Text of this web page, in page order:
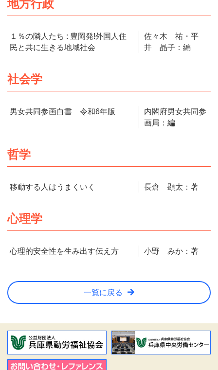
地方行政
１％の隣人たち : 豊岡発!外国人住
民と共に生きる地域社会
佐々木 祐・平
井 晶子：編
社会学
男女共同参画白書 令和6年版
内閣府男女共同参
画局：編
哲学
移動する人はうまくいく 長倉 顕太：著
心理学
心理的安全性を生み出す伝え方 小野 みか：著
一覧に戻る